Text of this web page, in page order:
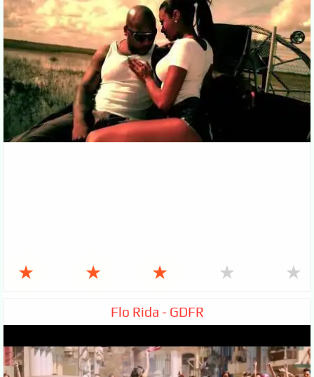
★ ★ ★ ★ ★
Flo Rida - GDFR